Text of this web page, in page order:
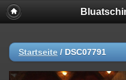
Startseite / DSC07791